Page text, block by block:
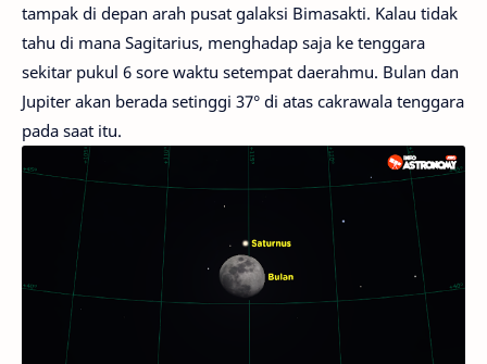
tampak di depan arah pusat galaksi Bimasakti. Kalau tidak
tahu di mana Sagitarius, menghadap saja ke tenggara
sekitar pukul 6 sore waktu setempat daerahmu. Bulan dan
Jupiter akan berada setinggi 37° di atas cakrawala tenggara
pada saat itu.